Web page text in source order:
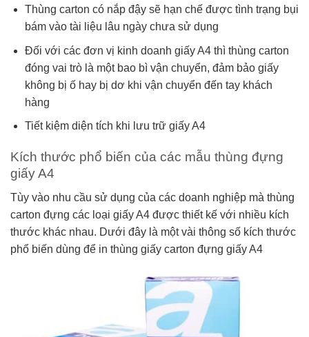
Thùng carton có nắp đậy sẽ hạn chế được tình trạng bụi
bám vào tài liệu lâu ngày chưa sử dụng
Đối với các đơn vị kinh doanh giấy A4 thì thùng carton
đóng vai trò là một bao bì vận chuyển, đảm bảo giấy
không bị ố hay bị dơ khi vận chuyển đến tay khách
hàng
Tiết kiệm diện tích khi lưu trữ giấy A4
Kích thước phổ biến của các mẫu thùng đựng
giấy A4
Tùy vào nhu cầu sử dụng của các doanh nghiệp mà thùng
carton đựng các loại giấy A4 được thiết kế với nhiều kích
thước khác nhau. Dưới đây là một vài thông số kích thước
phổ biến dùng để in thùng giấy carton đựng giấy A4